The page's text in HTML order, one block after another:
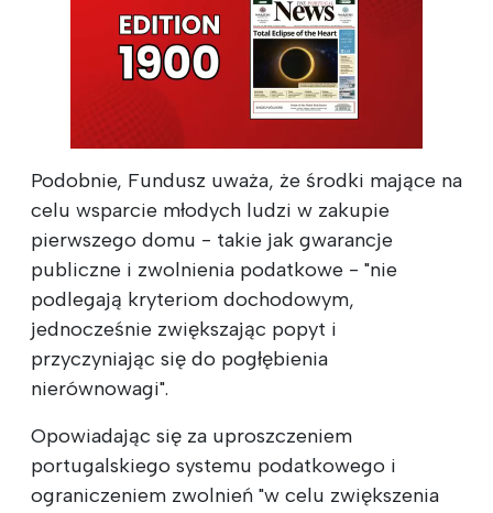
Podobnie, Fundusz uważa, że środki mające na
celu wsparcie młodych ludzi w zakupie
pierwszego domu - takie jak gwarancje
publiczne i zwolnienia podatkowe - "nie
podlegają kryteriom dochodowym,
jednocześnie zwiększając popyt i
przyczyniając się do pogłębienia
nierównowagi".
Opowiadając się za uproszczeniem
portugalskiego systemu podatkowego i
ograniczeniem zwolnień "w celu zwiększenia